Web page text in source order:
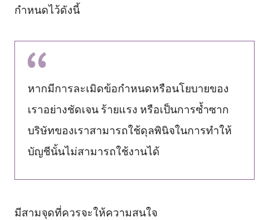
กำหนดไว้ดังนี้
หากมีการละเมิดข้อกำหนดหรือนโยบายของ
เราอย่างชัดเจน ร้ายแรง หรือเป็นการซ้ำซาก
บริษัทของเราสามารถใช้ดุลพินิจในการทำให้
บัญชีนั้นไม่สามารถใช้งานได้
มีสามจุดที่ควรจะให้ความสนใจ